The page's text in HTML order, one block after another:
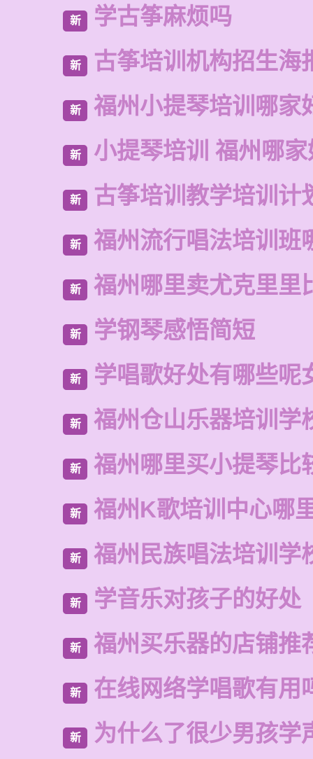
新 学古筝麻烦吗
新 古筝培训机构招生海
新 福州小提琴培训哪家
新 小提琴培训 福州哪
新 古筝培训教学培训计
新 福州流行唱法培训班
新 福州哪里卖尤克里里
新 学钢琴感悟简短
新 学唱歌好处有哪些呢
新 福州仓山乐器培训学
新 福州哪里买小提琴比
新 福州K歌培训中心哪
新 福州民族唱法培训学
新 学音乐对孩子的好处
新 福州买乐器的店铺推
新 在线网络学唱歌有用
新 为什么了很少男孩学